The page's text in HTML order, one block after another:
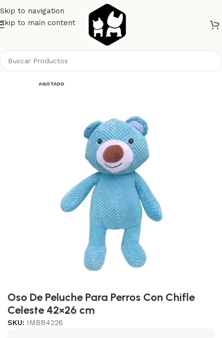
Skip to navigation
Skip to main content
AGOTADO
Oso De Peluche Para Perros Con Chifle
Celeste 42×26 cm
SKU: IMBB4226